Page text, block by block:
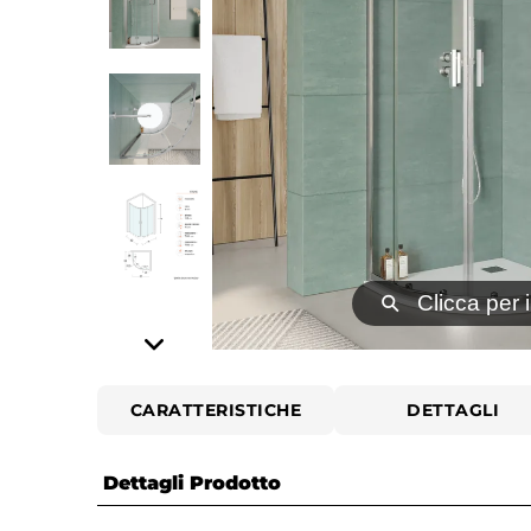
⚲ Clicca per
CARATTERISTICHE DETTAGLI
Dettagli Prodotto